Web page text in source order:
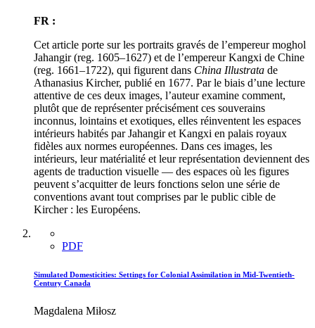
FR :
Cet article porte sur les portraits gravés de l’empereur moghol
Jahangir (reg. 1605–1627) et de l’empereur Kangxi de Chine
(reg. 1661–1722), qui figurent dans China Illustrata de
Athanasius Kircher, publié en 1677. Par le biais d’une lecture
attentive de ces deux images, l’auteur examine comment,
plutôt que de représenter précisément ces souverains
inconnus, lointains et exotiques, elles réinventent les espaces
intérieurs habités par Jahangir et Kangxi en palais royaux
fidèles aux normes européennes. Dans ces images, les
intérieurs, leur matérialité et leur représentation deviennent des
agents de traduction visuelle — des espaces où les figures
peuvent s’acquitter de leurs fonctions selon une série de
conventions avant tout comprises par le public cible de
Kircher : les Européens.
PDF
Simulated Domesticities: Settings for Colonial Assimilation in Mid-Twentieth-
Century Canada
Magdalena Miłosz